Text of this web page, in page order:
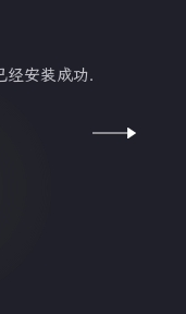
经安装成功.